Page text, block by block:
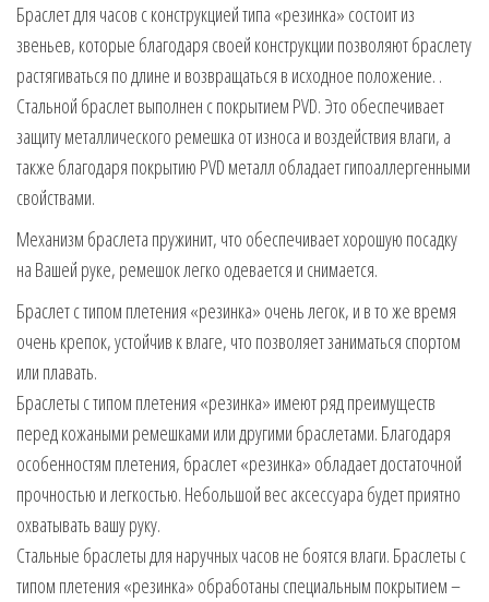
Браслет для часов с конструкцией типа «резинка» состоит из
звеньев, которые благодаря своей конструкции позволяют браслету
растягиваться по длине и возвращаться в исходное положение. .
Стальной браслет выполнен с покрытием PVD. Это обеспечивает
защиту металлического ремешка от износа и воздействия влаги, а
также благодаря покрытию PVD металл обладает гипоаллергенными
свойствами.
Механизм браслета пружинит, что обеспечивает хорошую посадку
на Вашей руке, ремешок легко одевается и снимается.
Браслет с типом плетения «резинка» очень легок, и в то же время
очень крепок, устойчив к влаге, что позволяет заниматься спортом
или плавать.
Браслеты с типом плетения «резинка» имеют ряд преимуществ
перед кожаными ремешками или другими браслетами. Благодаря
особенностям плетения, браслет «резинка» обладает достаточной
прочностью и легкостью. Небольшой вес аксессуара будет приятно
охватывать вашу руку.
Стальные браслеты для наручных часов не боятся влаги. Браслеты с
типом плетения «резинка» обработаны специальным покрытием –